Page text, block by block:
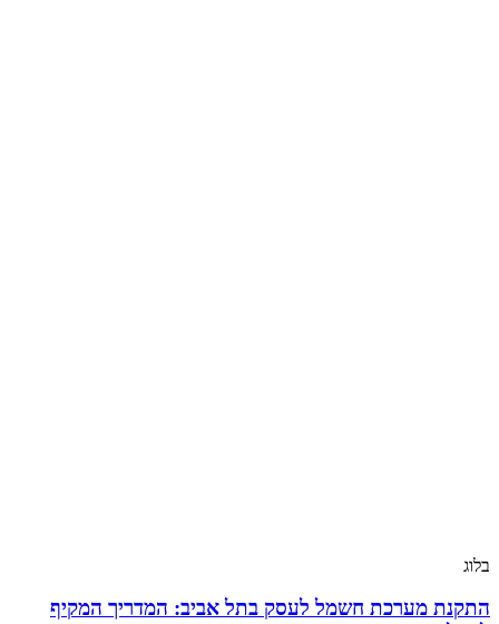
בלוג
התקנת מערכת חשמל לעסק בתל אביב: המדריך המקיף